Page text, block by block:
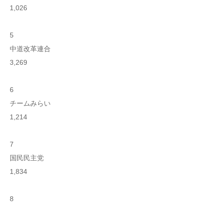
1,026
5
中道改革連合
3,269
6
チームみらい
1,214
7
国民民主党
1,834
8